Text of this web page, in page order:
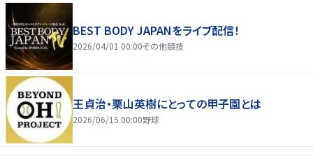
BEST BODY JAPANをライブ配信！
2026/04/01 00:00その他競技
王貞治・栗山英樹にとっての甲子園とは
2026/06/15 00:00野球